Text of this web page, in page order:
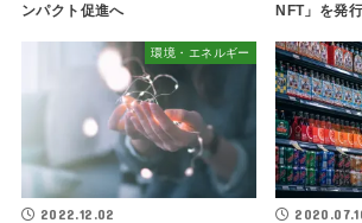
ンパクト促進へ
NFT」を発
環境・エネルギー
2022.12.02